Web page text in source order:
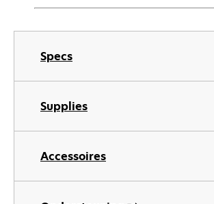
Specs
Supplies
Accessoires